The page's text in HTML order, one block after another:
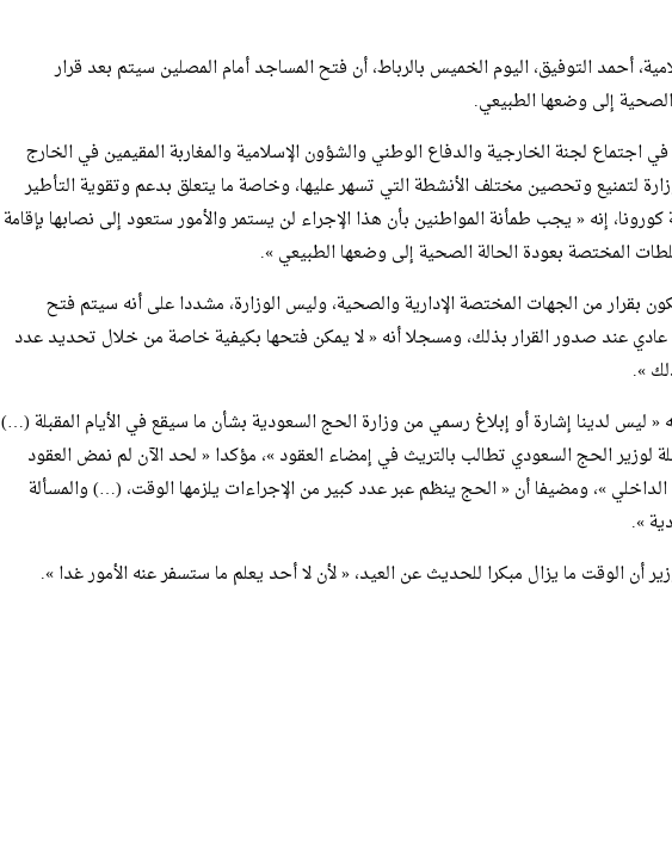
أحمد التوفيق، اليوم الخميس بالرباط، أن فتح المساجد أمام المصلين سيتم بعد قرار
إلى وضعها الطبيعي.
لجنة الخارجية والدفاع الوطني والشؤون الإسلامية والمغاربة المقيمين في الخارج
لتمنيع وتحصين مختلف الأنشطة التي تسهر عليها، وخاصة ما يتعلق بدعم وتقوية التأطير
إنه « يجب طمأنة المواطنين بأن هذا الإجراء لن يستمر والأمور ستعود إلى نصابها بإقامة
المختصة بعودة الحالة الصحية إلى وضعها الطبيعي ».
بقرار من الجهات المختصة الإدارية والصحية، وليس الوزارة، مشددا على أنه سيتم فتح
عند صدور القرار بذلك، ومسجلا أنه « لا يمكن فتحها بكيفية خاصة من خلال تحديد عدد
».
ليس لدينا إشارة أو إبلاغ رسمي من وزارة الحج السعودية بشأن ما سيقع في الأيام المقبلة (…)
لوزير الحج السعودي تطالب بالتريث في إمضاء العقود »، مؤكدا « لحد الآن لم نمض العقود
الداخلي »، ومضيفا أن « الحج ينظم عبر عدد كبير من الإجراءات يلزمها الوقت، (…) والمسألة
».
الوقت ما يزال مبكرا للحديث عن العيد، « لأن لا أحد يعلم ما ستسفر عنه الأمور غدا ».